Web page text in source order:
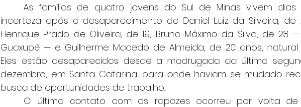
	As famílias de quatro jovens do Sul de Minas vivem dias de angústia e
incerteza após o desaparecimento de Daniel Luiz da Silveira, de
Henrique Prado de Oliveira, de 19, Bruno Máximo da Silva, de 28
Guaxupé — e Guilherme Macedo de Almeida, de 20 anos, natural
Eles estão desaparecidos desde a madrugada da última
dezembro, em Santa Catarina, para onde haviam se mudado
busca de oportunidades de trabalho.